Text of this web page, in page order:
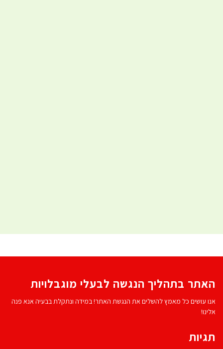
האתר בתהליך הנגשה לבעלי מוגבלויות
אנו עושים כל מאמץ להשלים את הנגשת האתר! במידה ונתקלת בבעיה אנא פנה
אלינו!
תגיות